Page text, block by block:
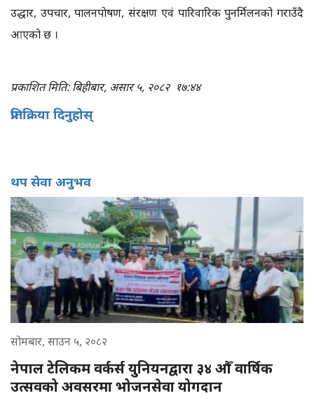
उद्धार, उपचार, पालनपोषण, संरक्षण एवं पारिवारिक पुनर्मिलनको गराउँदै
आएको छ ।
प्रकाशित मिति: बिहीबार, असार ५, २०८२ १७:४४
प्रतिक्रिया दिनुहोस्
थप सेवा अनुभव
सोमबार, साउन ५, २०८२
नेपाल टेलिकम वर्कर्स युनियनद्वारा ३४ औँ वार्षिक
उत्सवको अवसरमा भोजनसेवा योगदान